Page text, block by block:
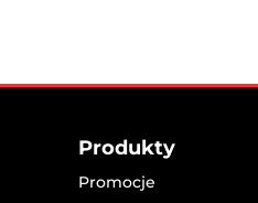
Produkty
Promocje